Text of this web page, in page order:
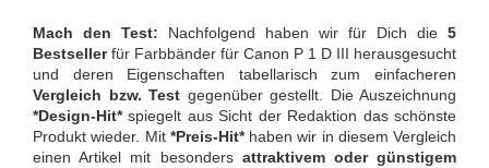
Mach den Test: Nachfolgend haben wir für Dich die 5
Bestsellerfür Farbbänder für Canon P 1 D III herausgesucht
und deren Eigenschaften tabellarisch zum einfacheren
Vergleich bzw. Test gegenüber gestellt. Die Auszeichnung
*Design-Hit*spiegelt aus Sicht der Redaktion das schönste
Produkt wieder. Mit *Preis-Hit*haben wir in diesem Vergleich
einen Artikel mit besonders attraktivem oder günstigem